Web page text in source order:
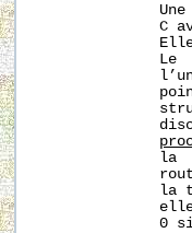
C
Le
la
la
0